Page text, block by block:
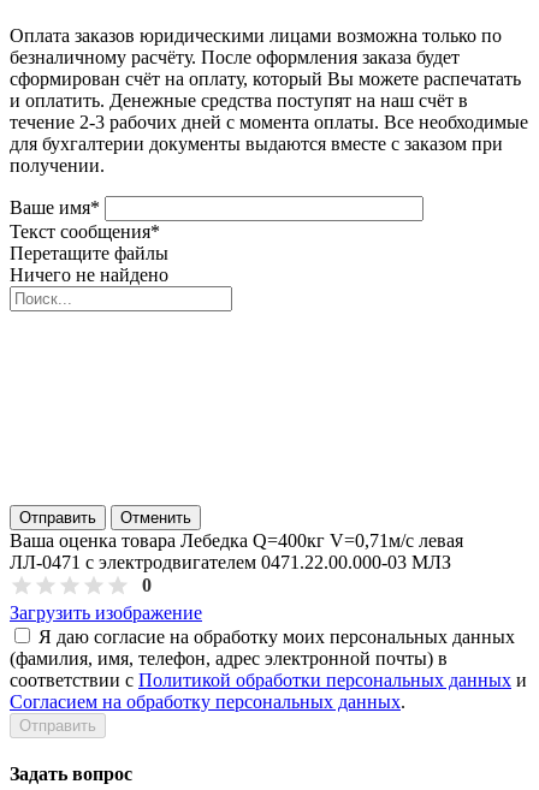
Оплата заказов юридическими лицами возможна только по
безналичному расчёту. После оформления заказа будет
сформирован счёт на оплату, который Вы можете распечатать
и оплатить. Денежные средства поступят на наш счёт в
течение 2-3 рабочих дней с момента оплаты. Все необходимые
для бухгалтерии документы выдаются вместе с заказом при
получении.
Ваше имя*
Текст сообщения*
Перетащите файлы
Ничего не найдено
Отправить Отменить
Ваша оценка товара Лебедка Q=400кг V=0,71м/с левая
ЛЛ-0471 с электродвигателем 0471.22.00.000-03 МЛЗ
0
Загрузить изображение
Я даю согласие на обработку моих персональных данных
(фамилия, имя, телефон, адрес электронной почты) в
соответствии с Политикой обработки персональных данных и
Согласием на обработку персональных данных.
Задать вопрос